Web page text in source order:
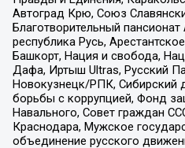
Автоград Крю, Союз
Благотворительный пансионат
республика Русь,
Башкорт, Нация и свобода,
Дафа, Иртыш Ultras, Русский
Новокузнецк/РПК,
борьбы с коррупцией, Фонд
Навального, Совет граждан
Краснодара, Мужское
объединение русского